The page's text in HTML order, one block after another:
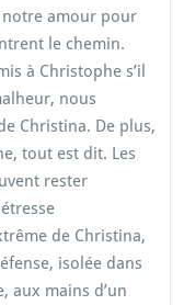
notre amour pour
le chemin.
à Christophe s’il
nous
Christina. De plus,
tout est dit. Les
rester
de Christina,
isolée dans
aux mains d’un